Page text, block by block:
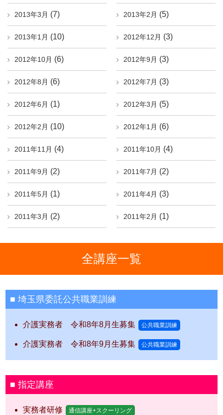
2013年3月 (7) 2013年2月 (5)
2013年1月 (10) 2012年12月 (3)
2012年10月 (6) 2012年9月 (3)
2012年8月 (6) 2012年7月 (3)
2012年6月 (1) 2012年3月 (5)
2012年2月 (10) 2012年1月 (6)
2011年11月 (4) 2011年10月 (4)
2011年9月 (2) 2011年7月 (2)
2011年5月 (1) 2011年4月 (3)
2011年3月 (2) 2011年2月 (1)
全講座一覧
埼玉県委託公共職業訓練
介護実務者 令和8年8月生募集 公共職業訓練
介護実務者 令和8年9月生募集 公共職業訓練
指定講座
実務者研修 通信講座+スクーリング